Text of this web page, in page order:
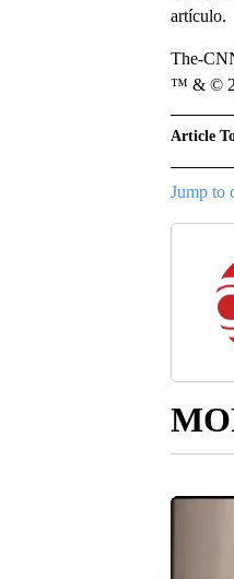
artículo.
The-
™ & ©
Article
Jump to